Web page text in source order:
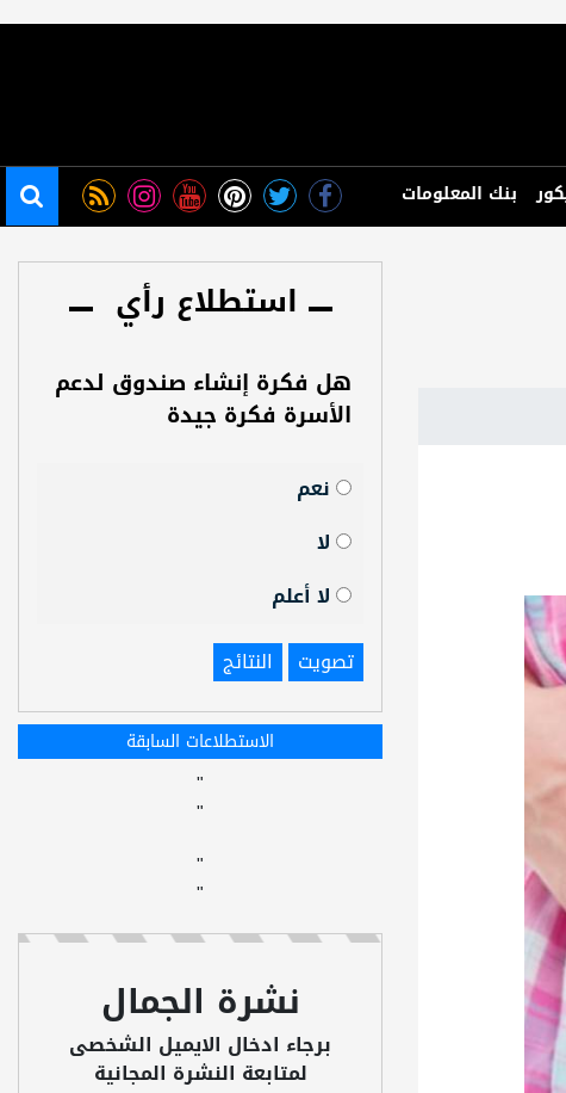
بنك المعلومات
استطلاع رأي
هل فكرة إنشاء صندوق لدعم
الأسرة فكرة جيدة
نعم
لا
لا أعلم
تصويت
النتائج
الاستطلاعات السابقة
"
"
"
"
نشرة الجمال
برجاء ادخال الايميل الشخصى
لمتابعة النشرة المجانية